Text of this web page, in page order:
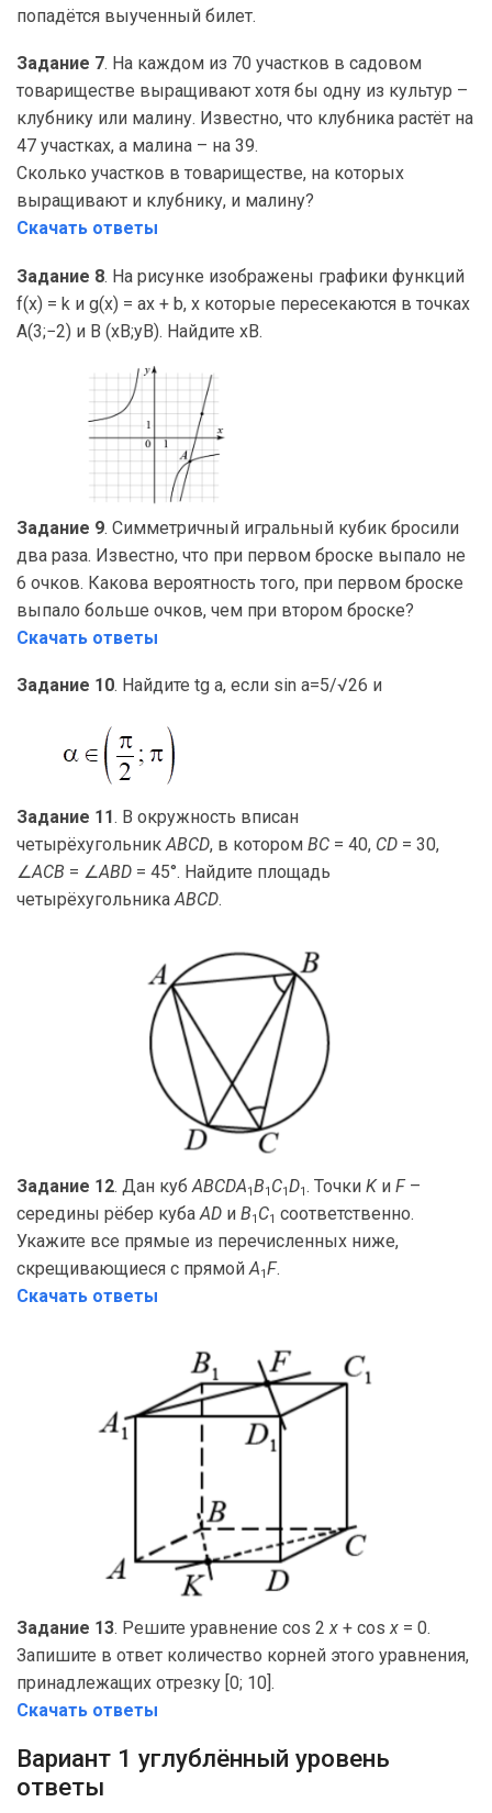
попадётся выученный билет.
Задание 7. На каждом из 70 участков в садовом
товариществе выращивают хотя бы одну из культур –
клубнику или малину. Известно, что клубника растёт на
47 участках, а малина – на 39.
Сколько участков в товариществе, на которых
выращивают и клубнику, и малину?
Скачать ответы
Задание 8. На рисунке изображены графики функций
f(x) = k и g(x) = ax + b, x которые пересекаются в точках
A(3;−2) и B (xB;yB). Найдите xB.
Задание 9. Симметричный игральный кубик бросили
два раза. Известно, что при первом броске выпало не
6 очков. Какова вероятность того, при первом броске
выпало больше очков, чем при втором броске?
Скачать ответы
Задание 10. Найдите tg a, если sin a=5/√26 и
Задание 11. В окружность вписан
четырёхугольник ABCD, в котором BC = 40, CD = 30,
∠ACB = ∠ABD = 45°. Найдите площадь
четырёхугольника ABCD.
Задание 12. Дан куб ABCDA1B1 C1D1 . Точки Kи F–
середины рёбер куба AD и B1 C1 соответственно.
Укажите все прямые из перечисленных ниже,
скрещивающиеся с прямой A1F.
Скачать ответы
Задание 13. Решите уравнение cos 2x + cosx = 0.
Запишите в ответ количество корней этого уравнения,
принадлежащих отрезку [0; 10].
Скачать ответы
Вариант 1 углублённый уровень
ответы